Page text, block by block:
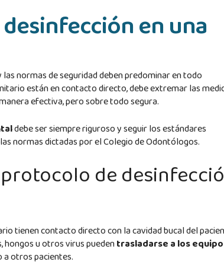
en una
normas de seguridad deben predominar en todo
están en contacto directo, debe extremar las
efectiva, pero sobre todo segura.
debe ser siempre riguroso y seguir los estándares
normas dictadas por el Colegio de Odontólogos.
de
tienen contacto directo con la cavidad bucal del
hongos u otros virus puedentrasladarse a los
otros pacientes.